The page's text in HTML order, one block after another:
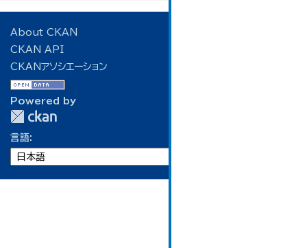
About CKAN
CKAN API
CKANアソシエーション
Powered by
言語